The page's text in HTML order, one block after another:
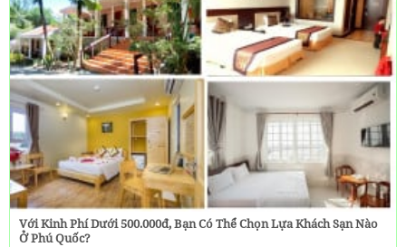
Với Kinh Phí Dưới 500.000đ, Bạn Có Thể Chọn Lựa Khách Sạn Nào
Ở Phú Quốc?